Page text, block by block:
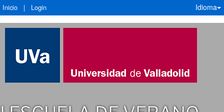
Inicio | Login Idioma